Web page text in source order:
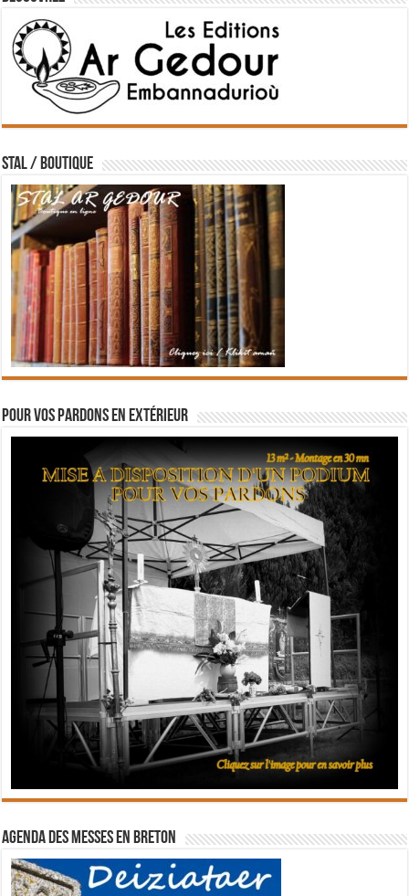
STAL / BOUTIQUE
Pour vos pardons en extérieur
Agenda des messes en breton